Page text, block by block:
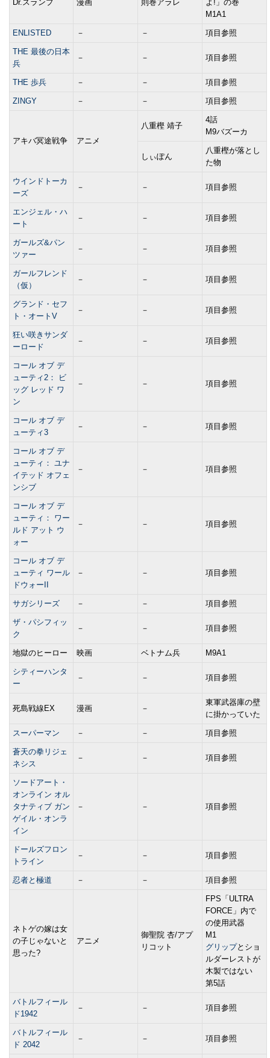
Dr.スランプ 漫画 則巻アラレ
よ!」の巻
M1A1
ENLISTED － － 項目参照
THE 最後の日本
兵
－ － 項目参照
THE 歩兵 － － 項目参照
ZINGY － － 項目参照
アキバ冥途戦争 アニメ
八重樫 靖子
4話
M9バズーカ
しぃぽん
八重樫が落とし
た物
ウインドトーカ
ーズ
－ － 項目参照
エンジェル・ハ
ート
－ － 項目参照
ガールズ&パン
ツァー
－ － 項目参照
ガールフレンド
（仮）
－ － 項目参照
グランド・セフ
ト・オートV
－ － 項目参照
狂い咲きサンダ
ーロード
－ － 項目参照
コール オブ デ
ューティ2： ビ
ッグ レッド ワ
ン
－ － 項目参照
コール オブ デ
ューティ3
－ － 項目参照
コール オブ デ
ューティ： ユナ
イテッド オフェ
ンシブ
－ － 項目参照
コール オブ デ
ューティ： ワー
ルド アット ウ
ォー
－ － 項目参照
コール オブ デ
ューティ ワール
ドウォーII
－ － 項目参照
サガシリーズ － － 項目参照
ザ・パシフィッ
ク
－ － 項目参照
地獄のヒーロー 映画 ベトナム兵 M9A1
シティーハンタ
ー
－ － 項目参照
死島戦線EX 漫画 －
東軍武器庫の壁
に掛かっていた
スーパーマン － － 項目参照
蒼天の拳リジェ
ネシス
－ － 項目参照
ソードアート・
オンライン オル
タナティブ ガン
ゲイル・オンラ
イン
－ － 項目参照
ドールズフロン
トライン
－ － 項目参照
忍者と極道 － － 項目参照
ネトゲの嫁は女
の子じゃないと
思った?
アニメ
御聖院 杏/アプ
リコット
FPS「ULTRA
FORCE」内で
の使用武器
M1
グリップとショ
ルダーレストが
木製ではない
第5話
バトルフィール
ド1942
－ － 項目参照
バトルフィール
ド 2042
－ － 項目参照